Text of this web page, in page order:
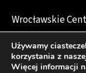
Wrocławskie
pl. Dominikański
Używamy
korzystania z
Więcej informacji